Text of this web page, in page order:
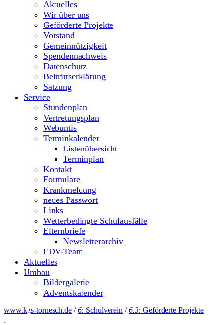
Aktuelles
Wir über uns
Geförderte Projekte
Vorstand
Gemeinnützigkeit
Spendennachweis
Datenschutz
Beitrittserklärung
Satzung
Service
Stundenplan
Vertretungsplan
Webuntis
Terminkalender
Listenübersicht
Terminplan
Kontakt
Formulare
Krankmeldung
neues Passwort
Links
Wetterbedingte Schulausfälle
Elternbriefe
Newsletterarchiv
EDV-Team
Aktuelles
Umbau
Bildergalerie
Adventskalender
www.kgs-tornesch.de /6: Schulverein /6.3: Geförderte Projekte
.